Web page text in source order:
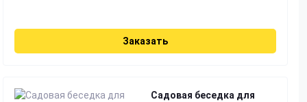
Заказать
Садовая беседка для